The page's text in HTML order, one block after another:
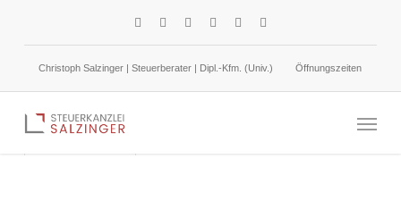
contentChristoph Salzinger | Steuerberater | Dipl.-Kfm. (Univ.) Öffnungszeiten
Menu
Keine Werbungskosten